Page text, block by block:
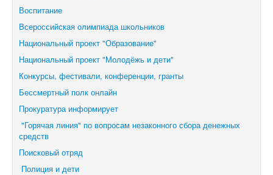
Воспитание
Всероссийская олимпиада школьников
Национальный проект "Образование"
Национальный проект "Молодёжь и дети"
Конкурсы, фестивали, конференции, гранты
Бессмертный полк онлайн
Прокуратура информирует
"Горячая линия" по вопросам незаконного сбора денежных
средств
Поисковый отряд
Полиция и дети